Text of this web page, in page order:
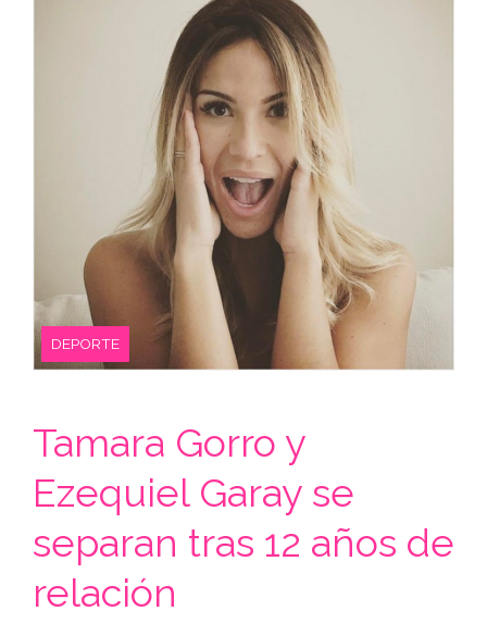
DEPORTE
Tamara Gorro y
Ezequiel Garay se
separan tras 12 años de
relación